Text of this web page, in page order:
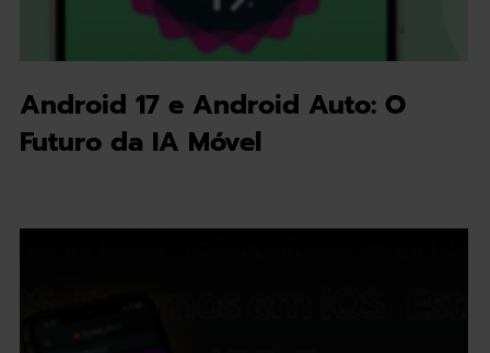
Android 17 e Android Auto: O
Futuro da IA Móvel